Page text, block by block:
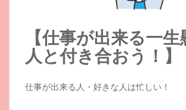
【仕事が出来る一
人と付き合おう！】
仕事が出来る人・好きな人は忙しい！